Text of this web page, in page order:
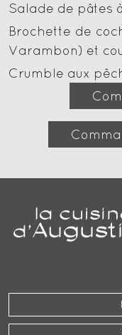
Salade de pâtes
Brochette de
Varambon) et
Crumble aux